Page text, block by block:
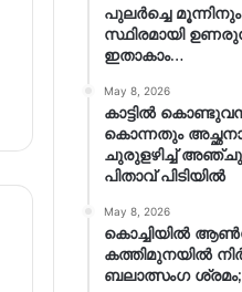
പുലർച്ചെ
സ്ഥിരമായി
ഇതാകാം…
May 8, 2026
കാട്ടിൽ
കൊന്നതും
ചുരുളഴിച്ച്
പിതാവ് പിടിയിൽ
May 8, 2026
കൊച്ചിയിൽ
കത്തിമുനയിൽ
ബലാത്സംഗ​ ശ്രമം;